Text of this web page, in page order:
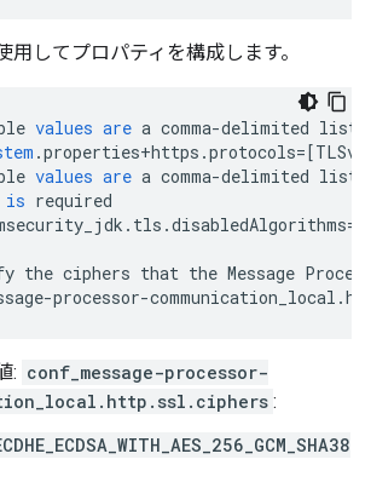
用してプロパティを構成します。
values are a comma-delimited list
.properties+https .protocols=[TLSv1
values are a comma-delimited list
is required
. tls .disabledAlgorithms=
the ciphers that the Message
-processor-communication_local .
: conf_message-processor-
: